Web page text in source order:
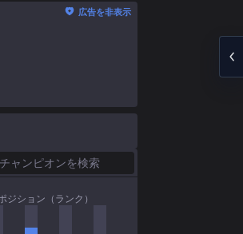
広告を非表示
ピオンを検索
ジション（ランク）